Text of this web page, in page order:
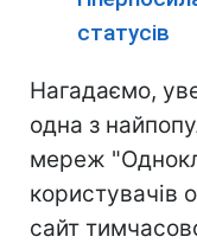
статусів
Нагадаємо,
одна з
мереж
користувачів
сайт